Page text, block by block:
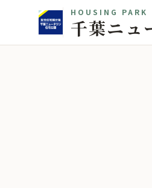
HOUSING PARK
千葉ニュ